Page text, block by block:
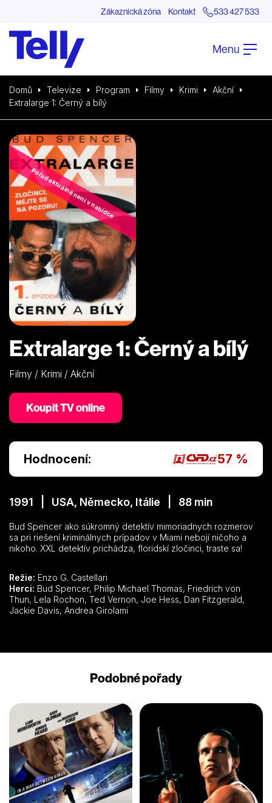
Zákaznická zóna Kontakt 533 427 533
Menu
Domů Televize Program Filmy Krimi
Akční
Extralarge 1: Černý a bílý
Pořad aktuálně není v nabídce
Extralarge 1: Černý a bílý
Filmy / Krimi / Akční
Koupit TV online
Hodnocení: 57 %
1991 | USA, Německo, Itálie | 88 min
Bud Spencer ako súkromný detektív mimoriadnych rozmerov
sa pri riešení kriminálnych prípadov v Miami nebojí ničoho a
nikoho. XXL detektív prichádza, floridskí zločinci, traste sa!
Režie: Enzo G. Castellari
Herci:
Thun, Lela Rochon, Ted Vernon, Joe Hess, Dan Fitzgerald,
Jackie Davis, Andrea Girolami
Podobné pořady